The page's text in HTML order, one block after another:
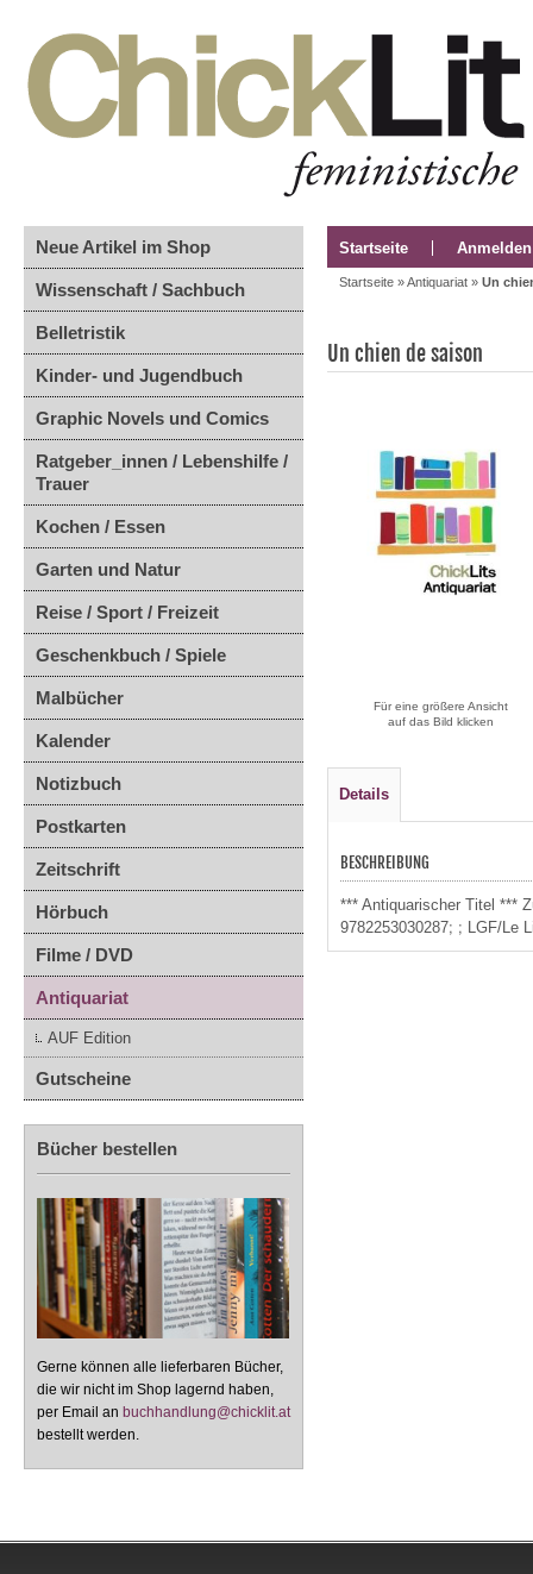
Neue Artikel im Shop
Wissenschaft / Sachbuch
Belletristik
Kinder- und Jugendbuch
Graphic Novels und Comics
Ratgeber_innen / Lebenshilfe /
Trauer
Kochen / Essen
Garten und Natur
Reise / Sport / Freizeit
Geschenkbuch / Spiele
Malbücher
Kalender
Notizbuch
Postkarten
Zeitschrift
Hörbuch
Filme / DVD
Antiquariat
AUF Edition
Gutscheine
Bücher bestellen
Gerne können alle lieferbaren Bücher,
die wir nicht im Shop lagernd haben,
per Email an buchhandlung@chicklit.at
bestellt werden.
Startseite Anmelden
Startseite »Antiquariat » Un
Un chien de saison
Für eine größere Ansicht
auf das Bild klicken
Details
BESCHREIBUNG
*** Antiquarischer Titel ***
9782253030287; ; LGF/Le